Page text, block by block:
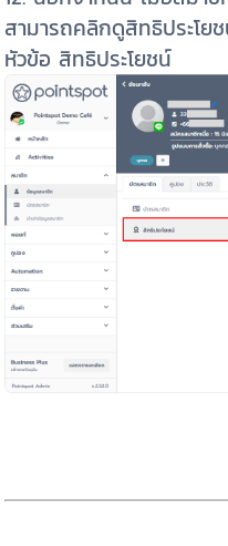
สามารถคลิกดูสิทธิประโย
หัวข้อ สิทธิประโยชน์